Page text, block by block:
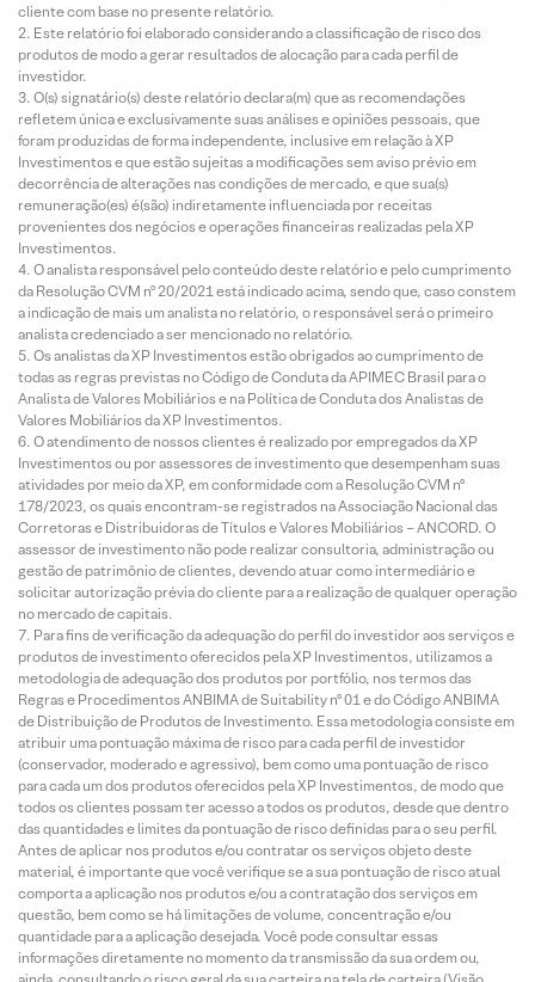
cliente com base no presente relatório.
Este relatório foi elaborado considerando a classificação de risco dos
produtos de modo a gerar resultados de alocação para cada perfil de
investidor.
O(s) signatário(s) deste relatório declara(m) que as recomendações
refletem única e exclusivamente suas análises e opiniões pessoais, que
foram produzidas de forma independente, inclusive em relação à XP
Investimentos e que estão sujeitas a modificações sem aviso prévio em
decorrência de alterações nas condições de mercado, e que sua(s)
remuneração(es) é(são) indiretamente influenciada por receitas
provenientes dos negócios e operações financeiras realizadas pela XP
Investimentos.
O analista responsável pelo conteúdo deste relatório e pelo cumprimento
da Resolução CVM nº 20/2021 está indicado acima, sendo que, caso constem
a indicação de mais um analista no relatório, o responsável será o primeiro
analista credenciado a ser mencionado no relatório.
Os analistas da XP Investimentos estão obrigados ao cumprimento de
todas as regras previstas no Código de Conduta da APIMEC Brasil para o
Analista de Valores Mobiliários e na Política de Conduta dos Analistas de
Valores Mobiliários da XP Investimentos.
O atendimento de nossos clientes é realizado por empregados da XP
Investimentos ou por assessores de investimento que desempenham suas
atividades por meio da XP, em conformidade com a Resolução CVM nº
178/2023, os quais encontram-se registrados na Associação Nacional das
Corretoras e Distribuidoras de Títulos e Valores Mobiliários – ANCORD. O
assessor de investimento não pode realizar consultoria, administração ou
gestão de patrimônio de clientes, devendo atuar como intermediário e
solicitar autorização prévia do cliente para a realização de qualquer operação
no mercado de capitais.
Para fins de verificação da adequação do perfil do investidor aos serviços e
produtos de investimento oferecidos pela XP Investimentos, utilizamos a
metodologia de adequação dos produtos por portfólio, nos termos das
Regras e Procedimentos ANBIMA de Suitability nº 01 e do Código ANBIMA
de Distribuição de Produtos de Investimento. Essa metodologia consiste em
atribuir uma pontuação máxima de risco para cada perfil de investidor
(conservador, moderado e agressivo), bem como uma pontuação de risco
para cada um dos produtos oferecidos pela XP Investimentos, de modo que
todos os clientes possam ter acesso a todos os produtos, desde que dentro
das quantidades e limites da pontuação de risco definidas para o seu perfil.
Antes de aplicar nos produtos e/ou contratar os serviços objeto deste
material, é importante que você verifique se a sua pontuação de risco atual
comporta a aplicação nos produtos e/ou a contratação dos serviços em
questão, bem como se há limitações de volume, concentração e/ou
quantidade para a aplicação desejada. Você pode consultar essas
informações diretamente no momento da transmissão da sua ordem ou,